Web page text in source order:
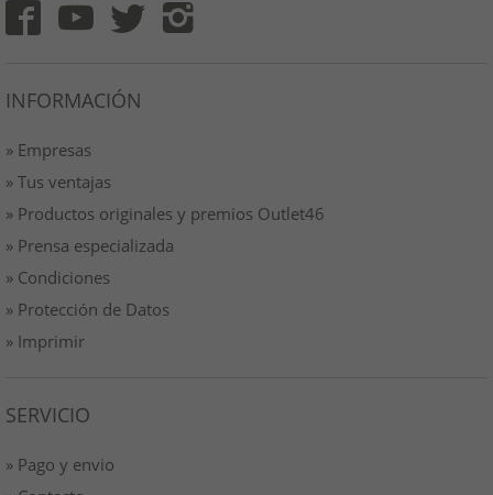
INFORMACIÓN
» Empresas
» Tus ventajas
» Productos originales y premios Outlet46
» Prensa especializada
» Condiciones
» Protección de Datos
» Imprimir
SERVICIO
» Pago y envio